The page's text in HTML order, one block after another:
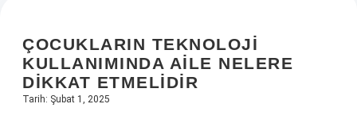
Hakkımızda
ÇOCUKLARIN TEKNOLOJI
KULLANIMINDA AILE NELERE
DIKKAT ETMELIDIR
Tarih: Şubat 1, 2025